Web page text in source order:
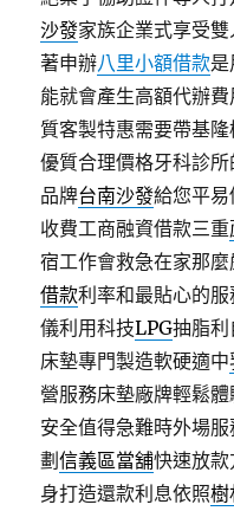
沙發家族企業式享受
著申辦八里小額借款
能就會產生高額代辦
質客製特惠需要帶基
優質合理價格牙科診
品牌台南沙發給您平
收費工商融資借款三重
宿工作會救急在家那
借款利率和最貼心的
儀利用科技LPG抽脂
床墊專門製造軟硬適中
營服務床墊廠牌輕鬆
安全值得急難時外場
劃信義區當舖快速放
身打造還款利息依照樹